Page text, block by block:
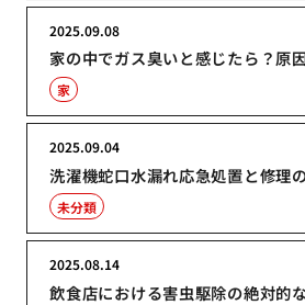
家の中でガス臭いと感じたら？原
2025.09.08
家
洗濯機蛇口水漏れ応急処置と修理
2025.09.04
未分類
飲食店における害虫駆除の絶対的
2025.08.14